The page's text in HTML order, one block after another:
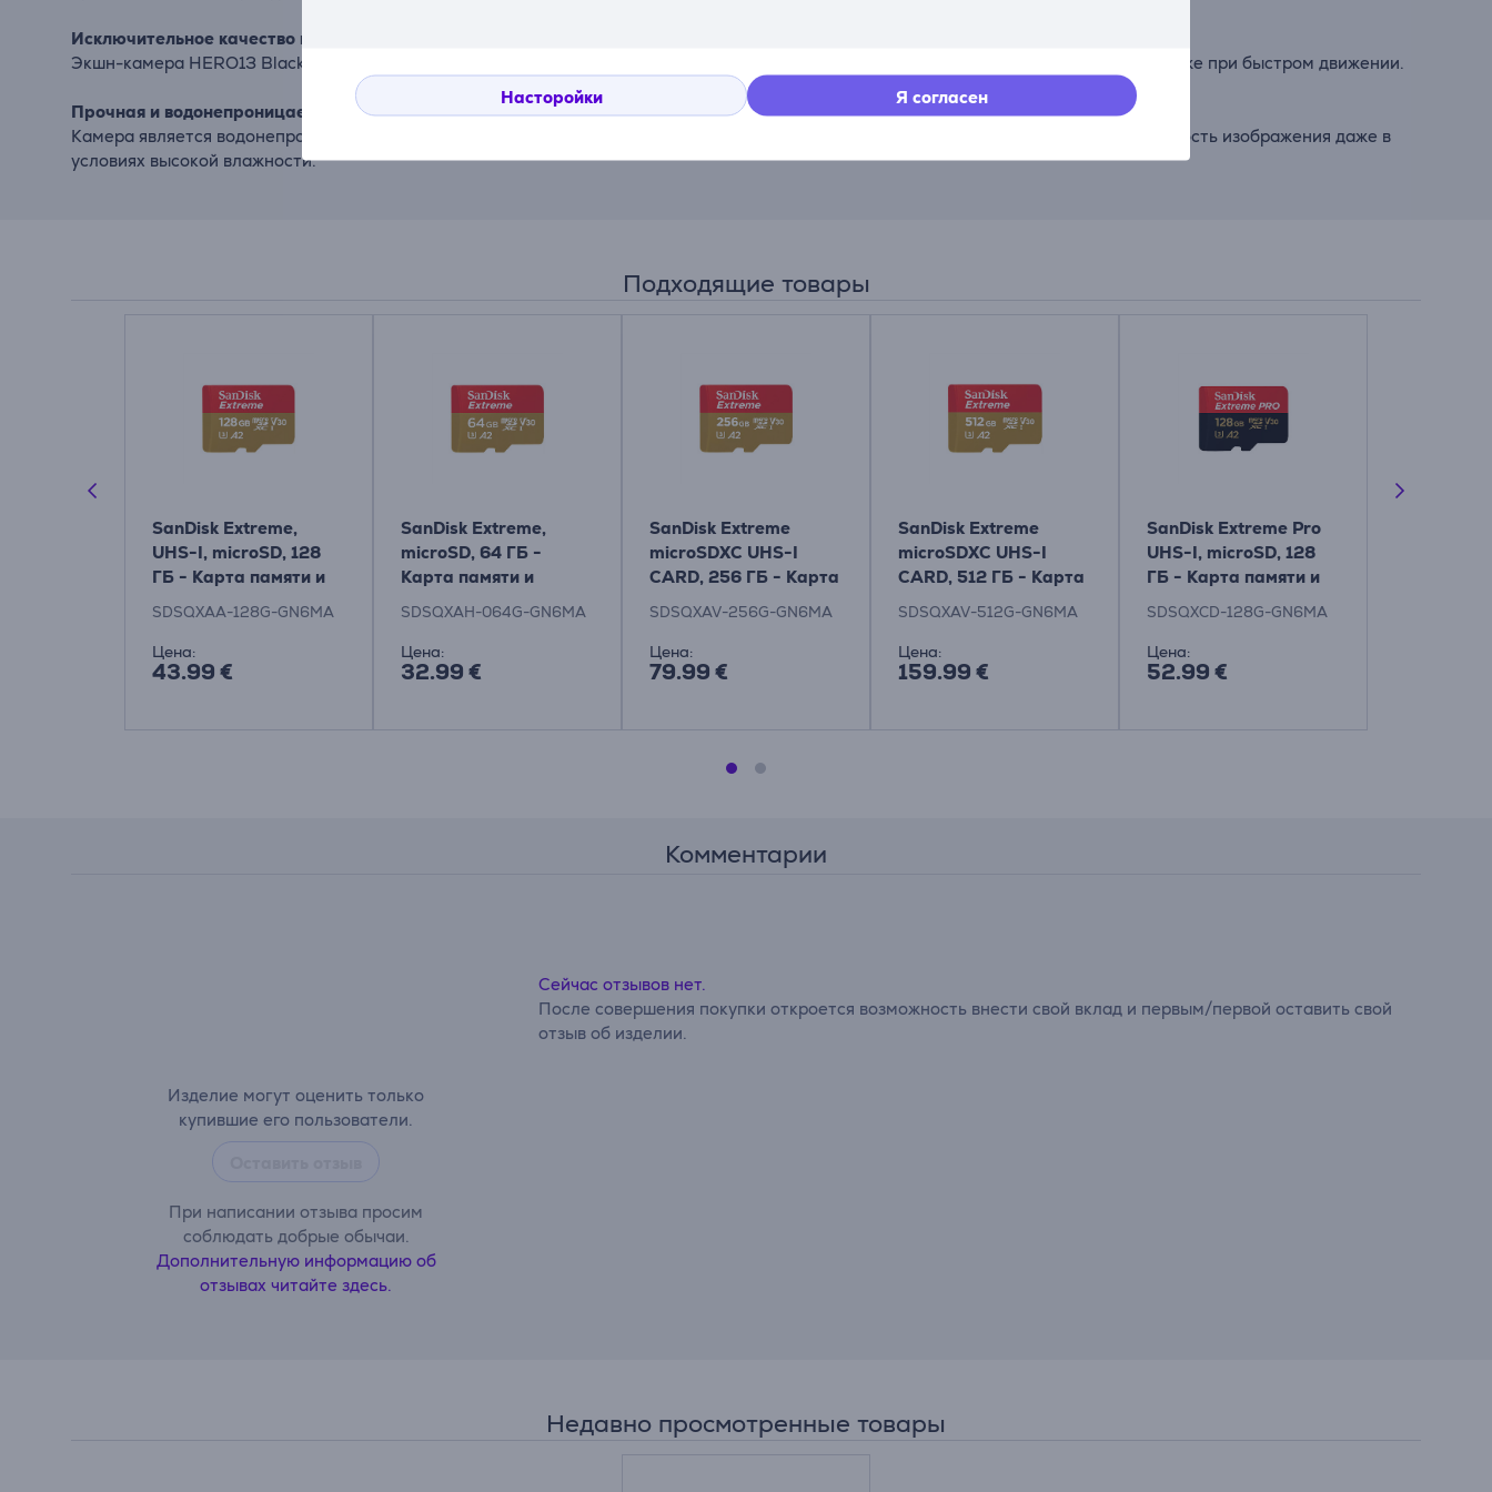
Насторойки Я согласен
Исключительное качество изображения и замедленная съемка
Экшн-камера HERO13 Black поддерживает видео 5.3K и замедленную съемку 400fps, позволяя запечатлеть потрясающие детали даже при быстром движении.
Прочная и водонепроницаемая конструкция
Камера является водонепроницаемой на глубине до 33 футов (10 метров), а съемная гидрофобная крышка объектива сохраняет четкость изображения даже в
условиях высокой влажности.
Подходящие товары
SanDisk Extreme,
UHS-I, microSD, 128
ГБ - Карта памяти и
адаптер
SDSQXAA-128G-GN6MA
Цена:
43.99 €
SanDisk Extreme,
microSD, 64 ГБ -
Карта памяти и
адаптер
SDSQXAH-064G-GN6MA
Цена:
32.99 €
SanDisk Extreme
microSDXC UHS-I
CARD, 256 ГБ - Карта
памяти
SDSQXAV-256G-GN6MA
Цена:
79.99 €
SanDisk Extreme
microSDXC UHS-I
CARD, 512 ГБ - Карта
памяти
SDSQXAV-512G-GN6MA
Цена:
159.99 €
SanDisk Extreme Pro
UHS-I, microSD, 128
ГБ - Карта памяти и
адаптер Товар -
GN6MA
SDSQXCD-128G-GN6MA
Цена:
52.99 €
Комментарии
Изделие могут оценить только
купившие его пользователи.
При написании отзыва просим
соблюдать добрые обычаи.
Дополнительную информацию об
отзывах читайте здесь.
Сейчас отзывов нет.
После совершения покупки откроется возможность внести свой вклад и первым/первой оставить свой
отзыв об изделии.
Недавно просмотренные товары